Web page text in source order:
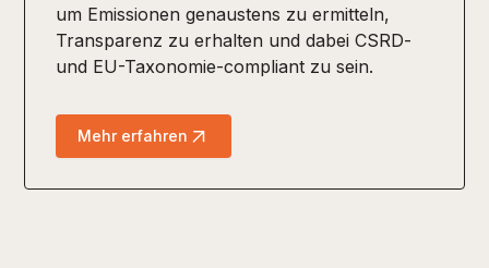
um Emissionen genaustens zu ermitteln,
Transparenz zu erhalten und dabei CSRD-
und EU-Taxonomie-compliant zu sein.
Mehr erfahren